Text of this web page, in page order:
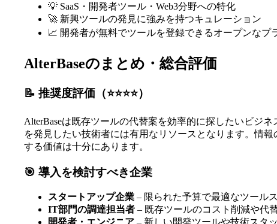
💡 SaaS・開発者ツール・Web3分野への特化
🚀 新興ツールの発見に強みを持つキュレーション
📈 開発者が無料でツールを登録できるオープンなプ
AlterBaseのまとめ・総合評価
📝 推奨度評価（⭐️⭐️⭐️⭐️）
AlterBaseは既存ツールの代替案を効率的に探したいビジ
を発見したい技術者には有用なリソースとなります。情
する価値は十分にあります。
🎯 導入を検討すべき企業
スタートアップ企業 – 限られた予算で最適なツール
IT部門の調達担当者 – 既存ツールのコスト削減や代